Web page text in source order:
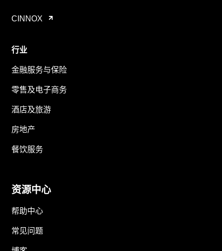
CINNOX
行业
金融服务与保险
零售及电子商务
酒店及旅游
房地产
餐饮服务
资源中心
帮助中心
常见问题